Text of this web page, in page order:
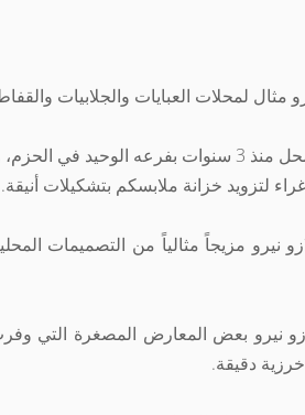
مثال لمحلات العبايات والجلابيات
لتزويد خزانة ملابسكم بتشكيلات أنيقة.
نيرو مزيجاً مثالياً من التصميمات
نيرو بعض المعارض المصغرة التي
دقيقة.